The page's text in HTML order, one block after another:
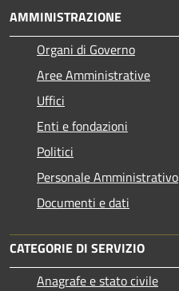
AMMINISTRAZIONE
Organi di Governo
Aree Amministrative
Uffici
Enti e fondazioni
Politici
Personale Amministrativo
Documenti e dati
CATEGORIE DI SERVIZIO
Anagrafe e stato civile